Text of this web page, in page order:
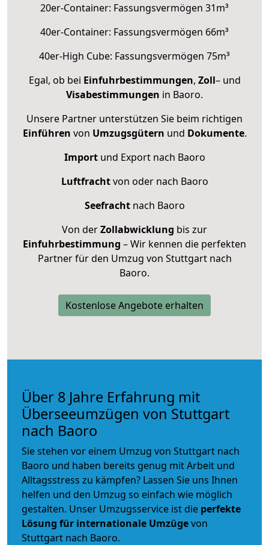
20er-Container: Fassungsvermögen 31m³
40er-Container: Fassungsvermögen 66m³
40er-High Cube: Fassungsvermögen 75m³
Egal, ob bei Einfuhrbestimmungen, Zoll– und
Visabestimmungen in Baoro.
Unsere Partner unterstützen Sie beim richtigen
Einführen von Umzugsgütern und Dokumente.
Importund Export nach Baoro
Luftfrachtvon oder nach Baoro
Seefrachtnach Baoro
Von derZollabwicklung bis zur
Einfuhrbestimmung – Wir kennen die perfekten
Partner für den Umzug von Stuttgart nach
Baoro.
Kostenlose Angebote erhalten
Über 8 Jahre Erfahrung mit
Überseeumzügen von Stuttgart
nach Baoro
Sie stehen vor einem Umzug von Stuttgart nach
Baoro und haben bereits genug mit Arbeit und
Alltagsstress zu kämpfen? Lassen Sie uns Ihnen
helfen und den Umzug so einfach wie möglich
gestalten. Unser Umzugsservice ist die perfekte
Lösung für internationale Umzügevon
Stuttgart nach Baoro.